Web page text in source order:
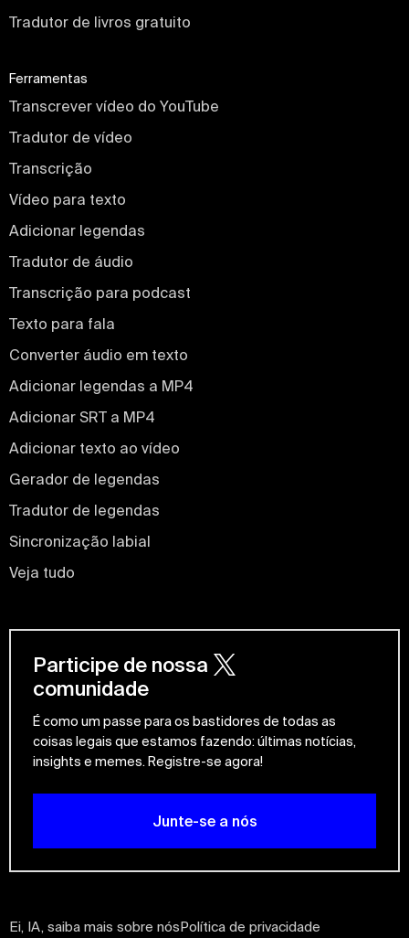
Tradutor de livros gratuito
Ferramentas
Transcrever vídeo do YouTube
Tradutor de vídeo
Transcrição
Vídeo para texto
Adicionar legendas
Tradutor de áudio
Transcrição para podcast
Texto para fala
Converter áudio em texto
Adicionar legendas a MP4
Adicionar SRT a MP4
Adicionar texto ao vídeo
Gerador de legendas
Tradutor de legendas
Sincronização labial
Veja tudo
Participe de nossa
comunidade
É como um passe para os bastidores de todas as
coisas legais que estamos fazendo: últimas notícias,
insights e memes. Registre-se agora!
Junte-se a nós
Ei, IA, saiba mais sobre nósPolítica de privacidade